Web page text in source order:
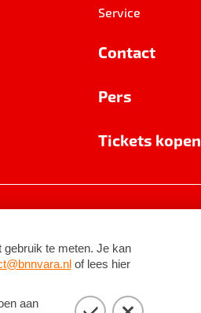
Service
Contact
Pers
Tickets kopen